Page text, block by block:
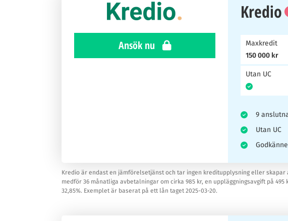
Ansök nu
Kredio
Maxkredit
150 000 kr
Utan UC
9
Utan UC
Kredio är endast en jämförelsetjänst och tar ingen kreditupplysning eller
medför 36 månatliga avbetalningar om cirka 985 kr, en uppläggningsavgift på
32,85%. Exemplet är baserat på ett lån taget 2025-03-20.